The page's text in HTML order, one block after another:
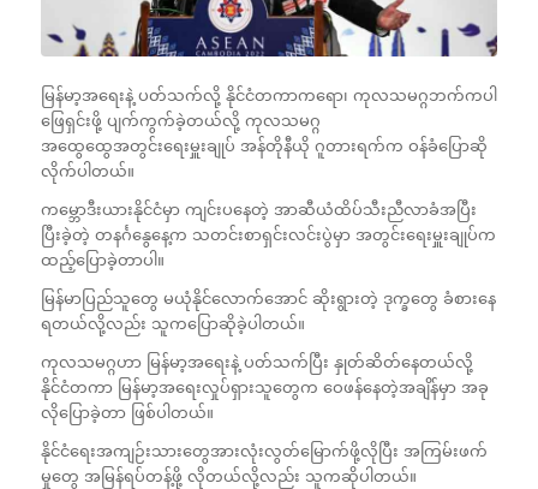
မြန်မာ့အရေးနဲ့ ပတ်သက်လို့ နိုင်ငံတကာကရော၊ ကုလသမဂ္ဂဘက်ကပါ
ဖြေရှင်းဖို့ ပျက်ကွက်ခဲ့တယ်လို့ ကုလသမဂ္ဂ
အထွေထွေအတွင်းရေးမှူးချုပ် အန်တိုနီယို ဂူတားရက်က ဝန်ခံပြောဆို
လိုက်ပါတယ်။
ကမ္ဘောဒီးယားနိုင်ငံမှာ ကျင်းပနေတဲ့ အာဆီယံထိပ်သီးညီလာခံအပြီး
ပြီးခဲ့တဲ့ တနင်္ဂနွေနေ့က သတင်းစာရှင်းလင်းပွဲမှာ အတွင်းရေးမှူးချုပ်က
ထည့်ပြောခဲ့တာပါ။
မြန်မာပြည်သူတွေ မယုံနိုင်လောက်အောင် ဆိုးရွားတဲ့ ဒုက္ခတွေ ခံစားနေ
ရတယ်လို့လည်း သူကပြောဆိုခဲ့ပါတယ်။
ကုလသမဂ္ဂဟာ မြန်မာ့အရေးနဲ့ ပတ်သက်ပြီး နှုတ်ဆိတ်နေတယ်လို့
နိုင်ငံတကာ မြန်မာ့အရေးလှုပ်ရှားသူတွေက ဝေဖန်နေတဲ့အချိန်မှာ အခု
လိုပြောခဲ့တာ ဖြစ်ပါတယ်။
နိုင်ငံရေးအကျဉ်းသားတွေအားလုံးလွတ်မြောက်ဖို့လိုပြီး အကြမ်းဖက်
မှုတွေ အမြန်ရပ်တန့်ဖို့ လိုတယ်လို့လည်း သူကဆိုပါတယ်။